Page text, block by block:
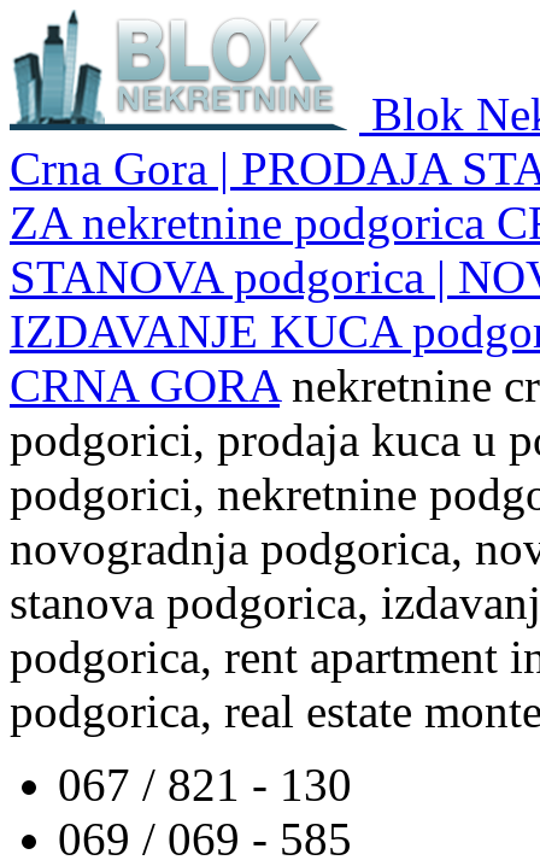
Blok
Crna Gora | PRODAJA
ZA nekretnine podgorica
STANOVA podgorica |
IZDAVANJE KUCA
CRNA GORA nekretnine
podgorici, prodaja kuca u
podgorici, nekretnine
novogradnja podgorica,
stanova podgorica,
podgorica, rent apartment
podgorica, real estate
067 / 821 - 130
069 / 069 - 585